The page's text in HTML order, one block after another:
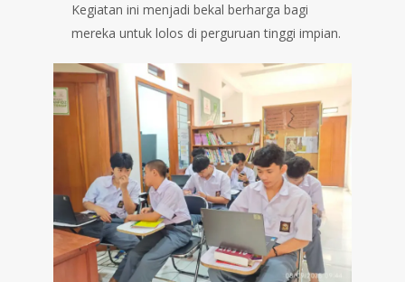
Kegiatan ini menjadi bekal berharga bagi
mereka untuk lolos di perguruan tinggi impian.